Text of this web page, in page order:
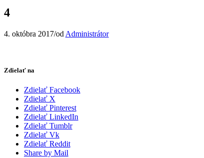
4
4. októbra 2017/od Administrátor
Zdielať na
Zdielať Facebook
Zdielať X
Zdielať Pinterest
Zdielať LinkedIn
Zdielať Tumblr
Zdielať Vk
Zdielať Reddit
Share by Mail